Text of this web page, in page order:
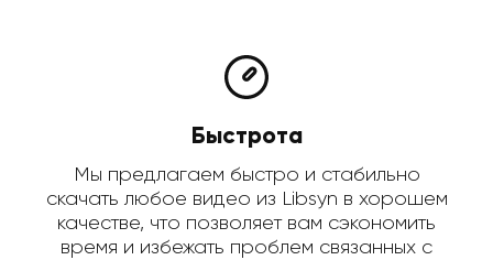
Быстрота
Мы предлагаем быстро и стабильно
скачать любое видео из Libsyn в хорошем
качестве, что позволяет вам сэкономить
время и избежать проблем связанных с